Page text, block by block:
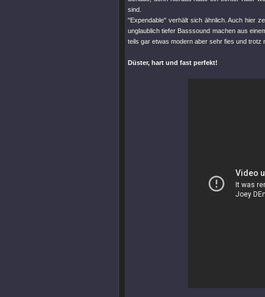
sind.
"Expendable" verhält sich ähnlich. Auch hier
unglaublich tiefer Basssound machen aus
teils gar etwas modern aber sehr fies und
Düster, hart und fast perfekt!